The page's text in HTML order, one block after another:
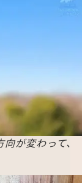
が変わって、